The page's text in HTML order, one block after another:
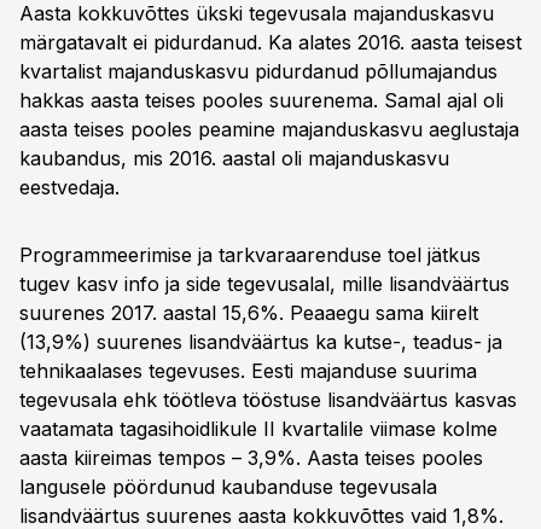
Aasta kokkuvõttes ükski tegevusala majanduskasvu
märgatavalt ei pidurdanud. Ka alates 2016. aasta teisest
kvartalist majanduskasvu pidurdanud põllumajandus
hakkas aasta teises pooles suurenema. Samal ajal oli
aasta teises pooles peamine majanduskasvu aeglustaja
kaubandus, mis 2016. aastal oli majanduskasvu
eestvedaja.
Programmeerimise ja tarkvaraarenduse toel jätkus
tugev kasv info ja side tegevusalal, mille lisandväärtus
suurenes 2017. aastal 15,6%. Peaaegu sama kiirelt
(13,9%) suurenes lisandväärtus ka kutse-, teadus- ja
tehnikaalases tegevuses. Eesti majanduse suurima
tegevusala ehk töötleva tööstuse lisandväärtus kasvas
vaatamata tagasihoidlikule II kvartalile viimase kolme
aasta kiireimas tempos – 3,9%. Aasta teises pooles
langusele pöördunud kaubanduse tegevusala
lisandväärtus suurenes aasta kokkuvõttes vaid 1,8%.